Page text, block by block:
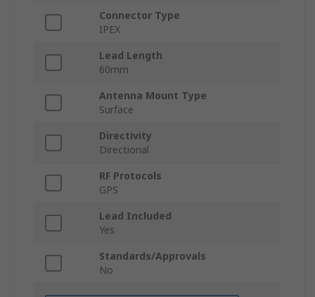
Connector Type
IPEX
Lead Length
60mm
Antenna Mount Type
Surface
Directivity
Directional
RF Protocols
GPS
Lead Included
Yes
Standards/Approvals
No